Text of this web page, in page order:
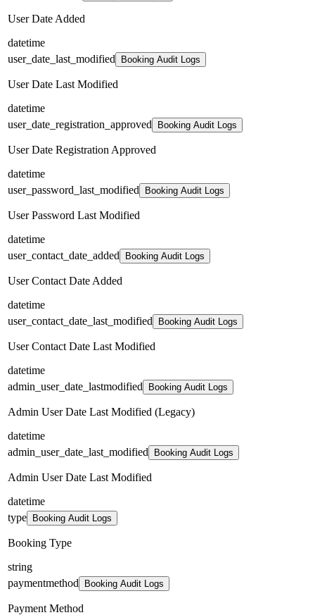
User Date Added
datetime
user_date_last_modified
Booking Audit Logs
User Date Last Modified
datetime
user_date_registration_approved
Booking Audit Logs
User Date Registration Approved
datetime
user_password_last_modified
Booking Audit Logs
User Password Last Modified
datetime
user_contact_date_added
Booking Audit Logs
User Contact Date Added
datetime
user_contact_date_last_modified
Booking Audit Logs
User Contact Date Last Modified
datetime
admin_user_date_lastmodified
Booking Audit Logs
Admin User Date Last Modified (Legacy)
datetime
admin_user_date_last_modified
Booking Audit Logs
Admin User Date Last Modified
datetime
type
Booking Audit Logs
Booking Type
string
paymentmethod
Booking Audit Logs
Payment Method